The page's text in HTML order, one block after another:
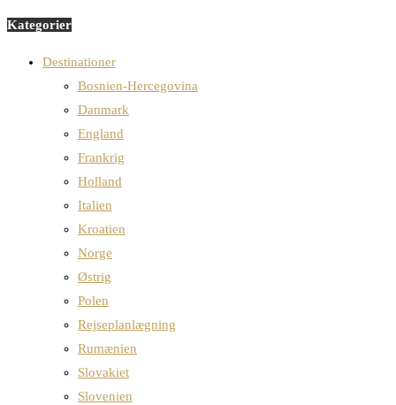
Kategorier
Destinationer
Bosnien-Hercegovina
Danmark
England
Frankrig
Holland
Italien
Kroatien
Norge
Østrig
Polen
Rejseplanlægning
Rumænien
Slovakiet
Slovenien